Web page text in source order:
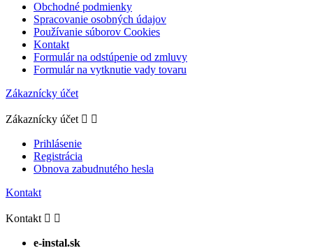
Obchodné podmienky
Spracovanie osobných údajov
Používanie súborov Cookies
Kontakt
Formulár na odstúpenie od zmluvy
Formulár na vytknutie vady tovaru
Zákaznícky účet
Zákaznícky účet  
Prihlásenie
Registrácia
Obnova zabudnutého hesla
Kontakt
Kontakt  
e-instal.sk